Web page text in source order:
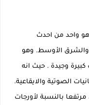
ميدلى دانتى زين Medli Dante Zen هو واحد من احدث
والشرق الأوسط. وهو
كبيرة وجيدة . حيث انه
من حيث الامكانيات الصوتية والايقاعية.
بالنسبة لأورجات